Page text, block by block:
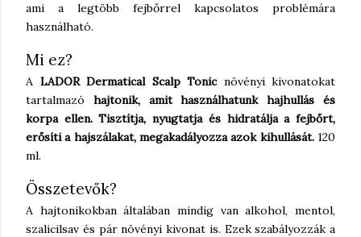
ami a legtöbb fejbőrrel kapcsolatos problémára
használható.
Mi ez?
A LADOR Dermatical Scalp Tonicnövényi kivonatokat
tartalmazó hajtonik, amit használhatunk hajhullás és
korpa ellen. Tisztítja, nyugtatja és hidratálja a fejbőrt,
erősíti a hajszálakat, megakadályozza azok kihullását.120
ml.
Összetevők?
A hajtonikokban általában mindig van alkohol, mentol,
szalicilsav és pár növényi kivonat is. Ezek szabályozzák a